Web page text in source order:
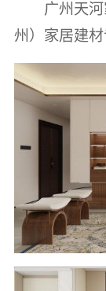
广州天
州）家居建